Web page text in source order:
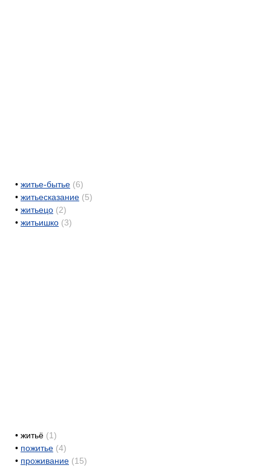
• житье-бытье (6)
• житьесказание (5)
• житьецо (2)
• житьишко (3)
• житьё (1)
• пожитье (4)
• проживание (15)